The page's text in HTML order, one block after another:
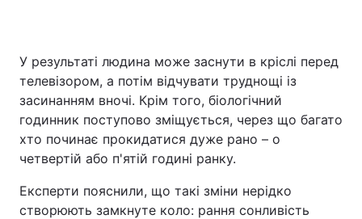
У результаті людина може заснути в кріслі перед
телевізором, а потім відчувати труднощі із
засинанням вночі. Крім того, біологічний
годинник поступово зміщується, через що багато
хто починає прокидатися дуже рано – о
четвертій або п'ятій годині ранку.
Експерти пояснили, що такі зміни нерідко
створюють замкнуте коло: рання сонливість